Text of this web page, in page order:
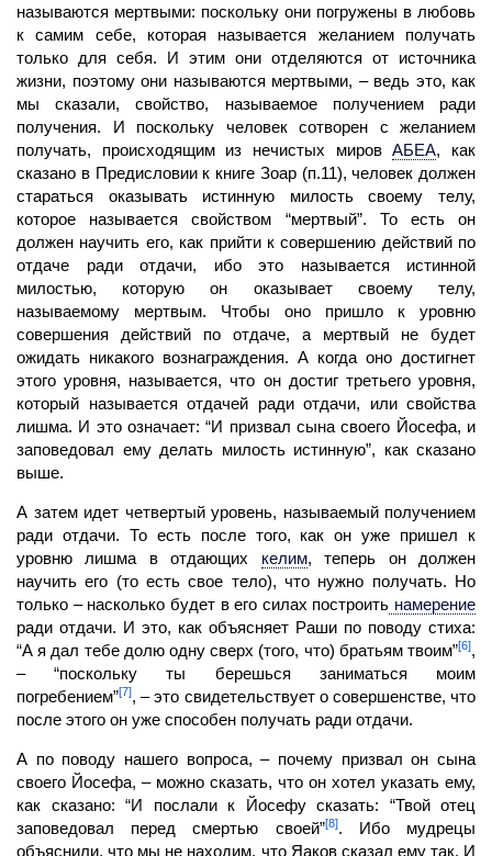
называются мертвыми: поскольку они погружены в любовь
к самим себе, которая называется желанием получать
только для себя. И этим они отделяются от источника
жизни, поэтому они называются мертвыми, – ведь это, как
мы сказали, свойство, называемое получением ради
получения. И поскольку человек сотворен с желанием
получать, происходящим из нечистых миров АБЕА, как
сказано в Предисловии к книге Зоар (п.11), человек должен
стараться оказывать истинную милость своему телу,
которое называется свойством “мер­твый”. То есть он
должен научить его, как прийти к совершению действий по
отдаче ради отдачи, ибо это называется истинной
милостью, которую он оказывает своему телу,
называемому мертвым. Чтобы оно пришло к уровню
совершения действий по отдаче, а мертвый не будет
ожидать никакого вознаграждения. А когда оно достигнет
этого уровня, называется, что он достиг третьего уровня,
который называется отдачей ради отдачи, или свойства
лишма. И это означает: “И призвал сына своего Йосефа, и
заповедовал ему делать милость истинную”, как сказано
выше.
А затем идет четвертый уровень, называемый получением
ради отдачи. То есть после того, как он уже пришел к
уровню лишма в отдающих
келим, теперь он должен
научить его (то есть свое тело), что нужно получать. Но
только – насколько будет в его силах построить намерение
ради отдачи. И это, как объясняет Раши по поводу стиха:
“А я дал тебе долю одну сверх (того, что) братьям твоим”[6],
– “поскольку ты берешься заниматься моим
погребением”[7], – это свидетельствует о совершенстве, что
после этого он уже способен получать ради отдачи.
А по поводу нашего вопроса, – почему призвал он сына
своего Йосефа, – можно сказать, что он хотел указать ему,
как сказано: “И послали к Йосефу сказать: “Твой отец
заповедовал перед смертью своей”[8]. Ибо мудрецы
объяснили, что мы не находим, что Яаков сказал ему так. И